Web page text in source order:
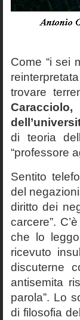
Come “i sei
trovare
di teoria
“professore
Sentito
del
diritto dei
carcere”.
che lo
ricevuto
discuterne
antisemita
parola”. Lo
di filosofia